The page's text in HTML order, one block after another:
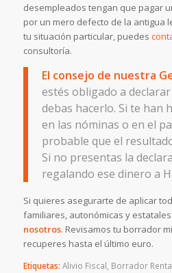
desempleados tengan que pagar
por un mero defecto de la antigua
tu situación particular, puedes
consultoría.
El consejo de nuestra
estés obligado a
debas hacerlo. Si te han
en las nóminas o en el
probable que el
Si no presentas la
regalando ese dinero a
Si quieres asegurarte de aplicar
familiares, autonómicas y estatales
nosotros. Revisamos tu borrador
recuperes hasta el último euro.
Etiquetas: Alivio Fiscal Borrador Renta